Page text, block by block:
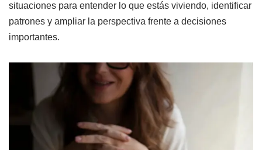
situaciones para entender lo que estás viviendo, identificar
patrones y ampliar la perspectiva frente a decisiones
importantes.